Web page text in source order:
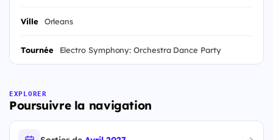
Ville Orleans
Tournée Electro Symphony: Orchestra Dance Party
EXPLORER
Poursuivre la navigation